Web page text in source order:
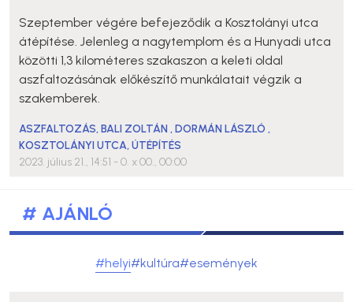
Szeptember végére befejeződik a Kosztolányi utca
átépítése. Jelenleg a nagytemplom és a Hunyadi utca
közötti 1,3 kilométeres szakaszon a keleti oldal
aszfaltozásának előkészítő munkálatait végzik a
szakemberek.
ASZFALTOZÁS,BALI ZOLTÁN ,DORMÁN LÁSZLÓ ,
KOSZTOLÁNYI UTCA,ÚTÉPÍTÉS
2023. július 21., 14:51 - 0. x 00., 00:00
# AJÁNLÓ
#helyi#kultúra#események